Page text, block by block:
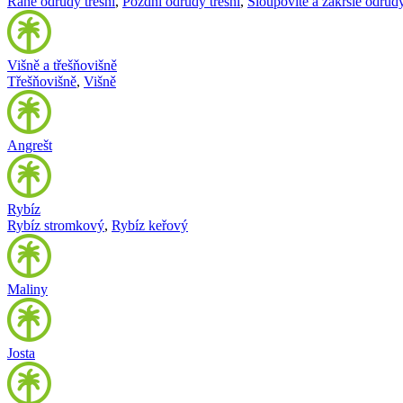
Višně a třešňovišně
Třešňovišně, Višně
Angrešt
Rybíz
Rybíz stromkový, Rybíz keřový
Maliny
Josta